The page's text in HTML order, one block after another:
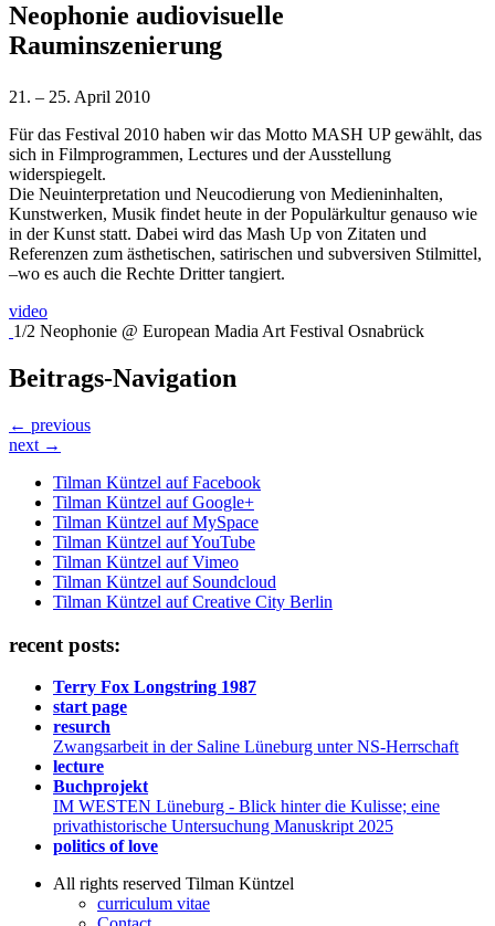
Neophonie audiovisuelle
Rauminszenierung
21. – 25. April 2010
Für das Festival 2010 haben wir das Motto MASH UP gewählt, das
sich in Filmprogrammen, Lectures und der Ausstellung
widerspiegelt.
Die Neuinterpretation und Neucodierung von Medieninhalten,
Kunstwerken, Musik findet heute in der Populärkultur genauso wie
in der Kunst statt. Dabei wird das Mash Up von Zitaten und
Referenzen zum ästhetischen, satirischen und subversiven Stilmittel,
–wo es auch die Rechte Dritter tangiert.
video
1/2 Neophonie @ European Madia Art Festival Osnabrück
Beitrags-Navigation
← previous
next →
Tilman Küntzel auf Facebook
Tilman Küntzel auf Google+
Tilman Küntzel auf MySpace
Tilman Küntzel auf YouTube
Tilman Küntzel auf Vimeo
Tilman Küntzel auf Soundcloud
Tilman Küntzel auf Creative City Berlin
recent posts:
Terry Fox Longstring 1987
start page
resurch
Zwangsarbeit in der Saline Lüneburg unter NS-Herrschaft
lecture
Buchprojekt
IM WESTEN Lüneburg - Blick hinter die Kulisse; eine
privathistorische Untersuchung Manuskript 2025
politics of love
All rights reserved Tilman Küntzel
curriculum vitae